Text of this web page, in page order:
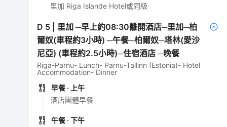
里加 Riga Islande Hotel或同級
D 5
里加 ─早上約08:30離開酒店─里加─柏
爾奴(車程約3小時) ─午餐─柏爾奴─塔林(愛沙
尼亞) (車程約2.5小時)─住宿酒店 ─晚餐
Riga-Parnu- Lunch- Parnu-Tallinn (Estonia)- Hotel
Accommodation- Dinner
早餐 · 上午
酒店團體早餐
午餐 · 下午